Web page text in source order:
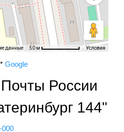
данные 50 м Условия
* Google
России
144"
000